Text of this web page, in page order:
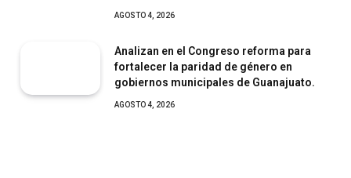
AGOSTO 4, 2026
Analizan en el Congreso reforma para
fortalecer la paridad de género en
gobiernos municipales de Guanajuato.
AGOSTO 4, 2026